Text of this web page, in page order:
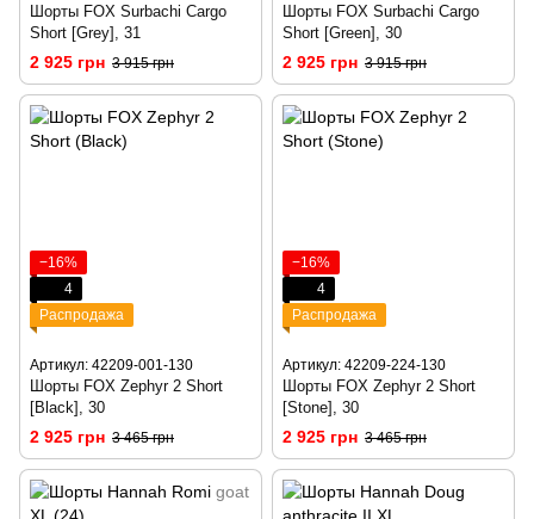
Шорты FOX Surbachi Cargo
Short [Grey], 31
2 925 грн 3 915 грн
Шорты FOX Surbachi Cargo
Short [Green], 30
2 925 грн 3 915 грн
−16%
4
Распродажа
Артикул: 42209-001-130
Шорты FOX Zephyr 2 Short
[Black], 30
2 925 грн 3 465 грн
−16%
4
Распродажа
Артикул: 42209-224-130
Шорты FOX Zephyr 2 Short
[Stone], 30
2 925 грн 3 465 грн